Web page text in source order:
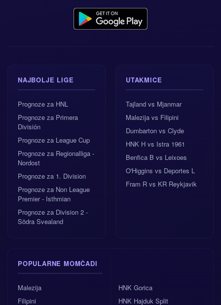
NAJBOLJE LIGE
Prognoze za HNL
Prognoze za Primera
División
Prognoze za League Cup
Prognoze za Regionalliga -
Nordost
Prognoze za 1. Division
Prognoze za Non League
Premier - Isthmian
Prognoze za Division 2 -
Södra Svealand
UTAKMICE
Tajland vs Mjanmar
Malezija vs Filipini
Dumbarton vs Clyde
HNK H vs Istra 1961
Benfica B vs Leixoes
O'Higgins vs Deportes L
Fram R vs KR Reykjavik
POPULARNE MOMČADI
Malezija
Filipini
HNK Gorica
HNK Hajduk Split